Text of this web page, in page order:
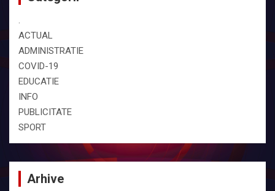
.
ACTUAL
ADMINISTRATIE
COVID-19
EDUCATIE
INFO
PUBLICITATE
SPORT
Arhive